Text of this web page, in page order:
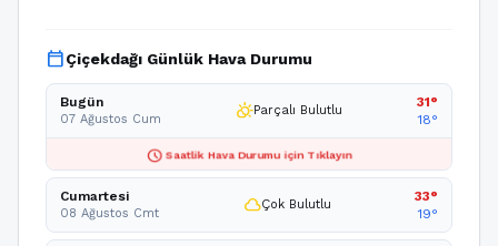
calendar_todayÇiçekdağı Günlük Hava Durumu
Bugün
07 Ağustos Cum partly_cloudy_dayParçalı Bulutlu
31°
18°
schedule Saatlik Hava Durumu için Tıklayın
Cumartesi
08 Ağustos Cmt cloudÇok Bulutlu
33°
19°